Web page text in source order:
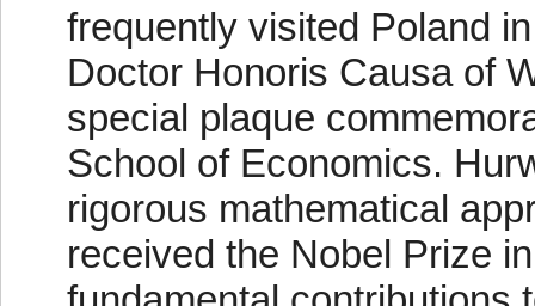
frequently visited Poland
Doctor Honoris Causa of
special plaque
School of Economics.
rigorous mathematical
received the Nobel Prize